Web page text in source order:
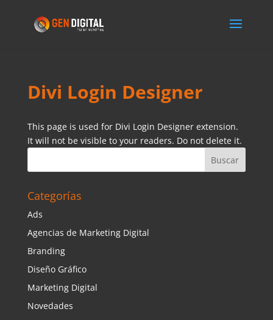
Divi Login Designer
This page is used for Divi Login Designer extension.
It will not be visible to your readers. Do not delete it.
Categorías
Ads
Agencias de Marketing Digital
Branding
Diseño Gráfico
Marketing Digital
Novedades